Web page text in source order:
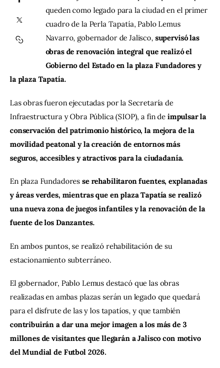
Contacto
queden como legado para la ciudad en el primer
cuadro de la Perla Tapatía, Pablo Lemus
Navarro, gobernador de Jalisco, supervisó las
obras de renovación integral que realizó el
Gobierno del Estado en la plaza Fundadores y
la plaza Tapatía.
Las obras fueron ejecutadas por la Secretaría de
Infraestructura y Obra Pública (SIOP), a fin de impulsar la
conservación del patrimonio histórico, la mejora de la
movilidad peatonal y la creación de entornos más
seguros, accesibles y atractivos para la ciudadanía.
En plaza Fundadores se rehabilitaron fuentes, explanadas
y áreas verdes, mientras que en plaza Tapatía se realizó
una nueva zona de juegos infantiles y la renovación de la
fuente de los Danzantes.
En ambos puntos, se realizó rehabilitación de su
estacionamiento subterráneo.
El gobernador, Pablo Lemus destacó que las obras
realizadas en ambas plazas serán un legado que quedará
para el disfrute de las y los tapatíos, y que también
contribuirán a dar una mejor imagen a los más de 3
millones de visitantes que llegarán a Jalisco con motivo
del Mundial de Futbol 2026.